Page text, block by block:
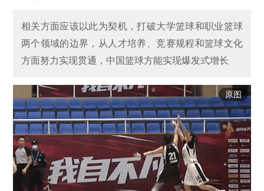
相关方面应该以此为契机，打破大学篮球和职业篮球
两个领域的边界，从人才培养、竞赛规程和篮球文化
方面努力实现贯通，中国篮球方能实现爆发式增长
原图